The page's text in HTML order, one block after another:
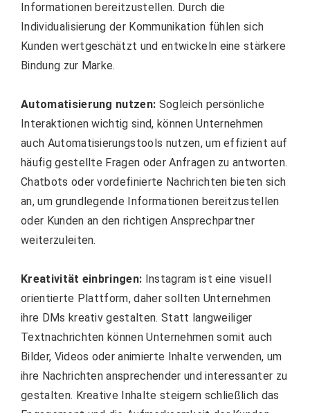
Informationen bereitzustellen. Durch die
Individualisierung der Kommunikation fühlen sich
Kunden wertgeschätzt und entwickeln eine stärkere
Bindung zur Marke.
Automatisierung nutzen: Sogleich persönliche
Interaktionen wichtig sind, können Unternehmen
auch Automatisierungstools nutzen, um effizient auf
häufig gestellte Fragen oder Anfragen zu antworten.
Chatbots oder vordefinierte Nachrichten bieten sich
an, um grundlegende Informationen bereitzustellen
oder Kunden an den richtigen Ansprechpartner
weiterzuleiten.
Kreativität einbringen: Instagram ist eine visuell
orientierte Plattform, daher sollten Unternehmen
ihre DMs kreativ gestalten. Statt langweiliger
Textnachrichten können Unternehmen somit auch
Bilder, Videos oder animierte Inhalte verwenden, um
ihre Nachrichten ansprechender und interessanter zu
gestalten. Kreative Inhalte steigern schließlich das